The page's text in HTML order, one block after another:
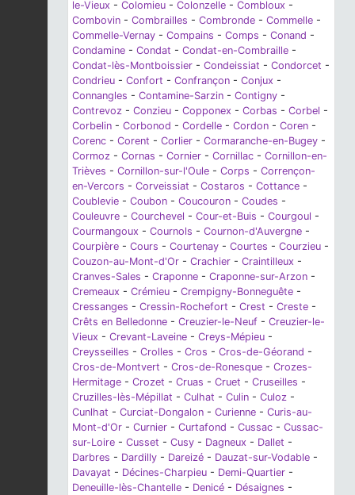
le-Vieux - Colomieu - Colonzelle - Combloux -
Combovin - Combrailles - Combronde - Commelle -
Commelle-Vernay - Compains - Comps - Conand -
Condamine - Condat - Condat-en-Combraille -
Condat-lès-Montboissier - Condeissiat - Condorcet -
Condrieu - Confort - Confrançon - Conjux -
Connangles - Contamine-Sarzin - Contigny -
Contrevoz - Conzieu - Copponex - Corbas - Corbel -
Corbelin - Corbonod - Cordelle - Cordon - Coren -
Corenc - Corent - Corlier - Cormaranche-en-Bugey -
Cormoz - Cornas - Cornier - Cornillac - Cornillon-en-
Trièves - Cornillon-sur-l'Oule - Corps - Corrençon-
en-Vercors - Corveissiat - Costaros - Cottance -
Coublevie - Coubon - Coucouron - Coudes -
Couleuvre - Courchevel - Cour-et-Buis - Courgoul -
Courmangoux - Cournols - Cournon-d'Auvergne -
Courpière - Cours - Courtenay - Courtes - Courzieu -
Couzon-au-Mont-d'Or - Crachier - Craintilleux -
Cranves-Sales - Craponne - Craponne-sur-Arzon -
Cremeaux - Crémieu - Crempigny-Bonneguête -
Cressanges - Cressin-Rochefort - Crest - Creste -
Crêts en Belledonne - Creuzier-le-Neuf - Creuzier-le-
Vieux - Crevant-Laveine - Creys-Mépieu -
Creysseilles - Crolles - Cros - Cros-de-Géorand -
Cros-de-Montvert - Cros-de-Ronesque - Crozes-
Hermitage - Crozet - Cruas - Cruet - Cruseilles -
Cruzilles-lès-Mépillat - Culhat - Culin - Culoz -
Cunlhat - Curciat-Dongalon - Curienne - Curis-au-
Mont-d'Or - Curnier - Curtafond - Cussac - Cussac-
sur-Loire - Cusset - Cusy - Dagneux - Dallet -
Darbres - Dardilly - Dareizé - Dauzat-sur-Vodable -
Davayat - Décines-Charpieu - Demi-Quartier -
Deneuille-lès-Chantelle - Denicé - Désaignes -